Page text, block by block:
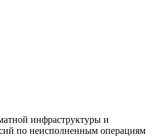
инфраструктуры и
по неисполненным операциям